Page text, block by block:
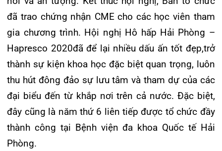
Thứ 7 – Chủ nhật: 06:30 – 16:30
Khoa Khám bệnh: Thứ 2 – Thứ 6
Sáng: 07:00 – 12:00
Chiều: 13:30 – 16:30
Bệnh viện – Khách sạn cao cấp đầu tiên ở
Hải Phòng và khu vực vùng duyên hải Bắc
bộ, quy mô 500 giường bệnh nội trú.
Gọi Tổng đài 0225-3955 888